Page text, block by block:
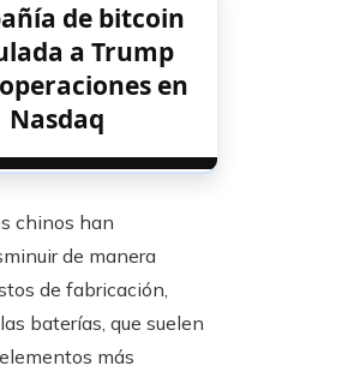
de bitcoin
a Trump
en
Nasdaq
chinos han
de manera
de fabricación,
baterías, que suelen
más